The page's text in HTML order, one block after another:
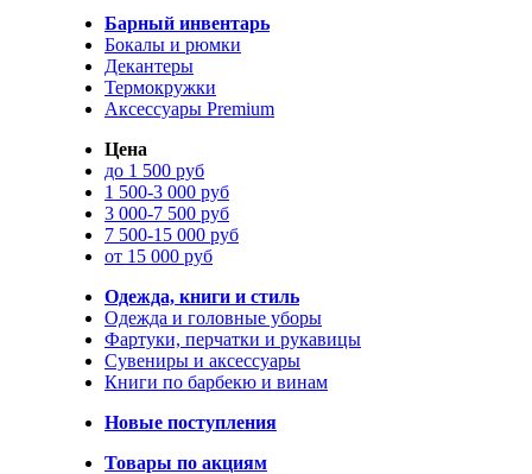
Барный инвентарь
Бокалы и рюмки
Декантеры
Термокружки
Аксессуары Premium
Цена
до 1 500 руб
1 500-3 000 руб
3 000-7 500 руб
7 500-15 000 руб
от 15 000 руб
Одежда, книги и стиль
Одежда и головные уборы
Фартуки, перчатки и рукавицы
Сувениры и аксессуары
Книги по барбекю и винам
Новые поступления
Товары по акциям